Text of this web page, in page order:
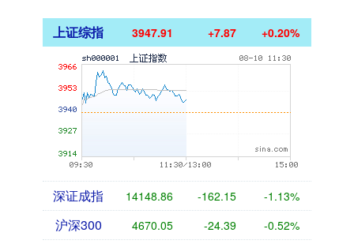
上证综指 3947.91 +7.87 +0.20%
深证成指 14148.86 -162.15 -1.13%
沪深300 4670.05 -24.39 -0.52%